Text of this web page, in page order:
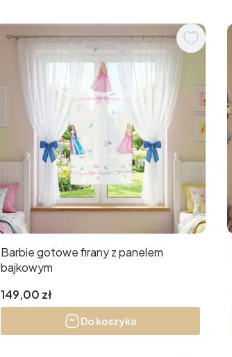
Barbie gotowe firany z panelem
bajkowym
Cena
149,00 zł
Do koszyka